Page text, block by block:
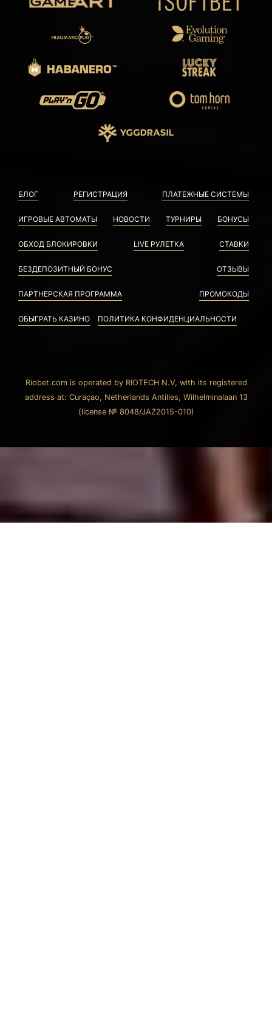
БЛОГ РЕГИСТРАЦИЯ ПЛАТЕЖНЫЕ СИСТЕМЫ
ИГРОВЫЕ АВТОМАТЫ НОВОСТИ ТУРНИРЫ БОНУСЫ
ОБХОД БЛОКИРОВКИ LIVE РУЛЕТКА СТАВКИ
БЕЗДЕПОЗИТНЫЙ БОНУС ОТЗЫВЫ
ПАРТНЕРСКАЯ ПРОГРАММА ПРОМОКОДЫ
ОБЫГРАТЬ КАЗИНО ПОЛИТИКА КОНФИДЕНЦИАЛЬНОСТИ
Riobet.com is operated by RIOTECH N.V, with its registered
address at: Curaçao, Netherlands Antilles, Wilhelminalaan 13
(license № 8048/JAZ2015-010)